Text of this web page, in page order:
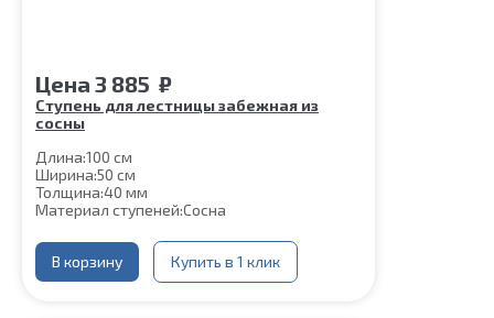
Цена 3 885 ₽
Ступень для лестницы забежная из
сосны
Длина:100 см
Ширина:50 см
Толщина:40 мм
Материал ступеней:Сосна
В корзину Купить в 1 клик